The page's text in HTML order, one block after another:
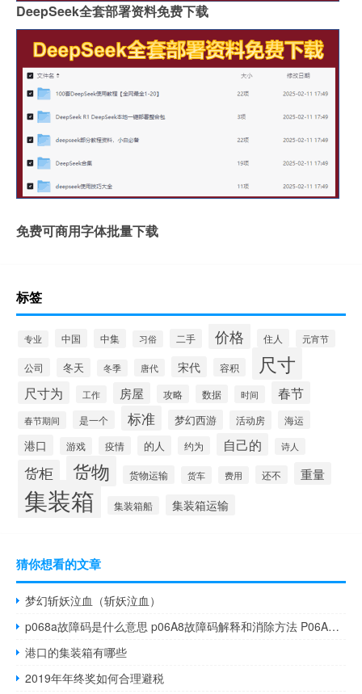
DeepSeek全套部署资料免费下载
免费可商用字体批量下载
标签
专业 中国 中集 习俗 二手 价格 住人 元宵节
公司 冬天 冬季 唐代 宋代 容积 尺寸
尺寸为 工作 房屋 攻略 数据 时间 春节
春节期间 是一个 标准 梦幻西游 活动房 海运
港口 游戏 疫情 的人 约为 自己的 诗人
货柜 货物 货物运输 货车 费用 还不 重量
集装箱 集装箱船 集装箱运输
猜你想看的文章
梦幻斩妖泣血（斩妖泣血）
p068a故障码是什么意思 p06A8故障码解释和消除方法 P06A8故障码怎么解决
港口的集装箱有哪些
2019年年终奖如何合理避税